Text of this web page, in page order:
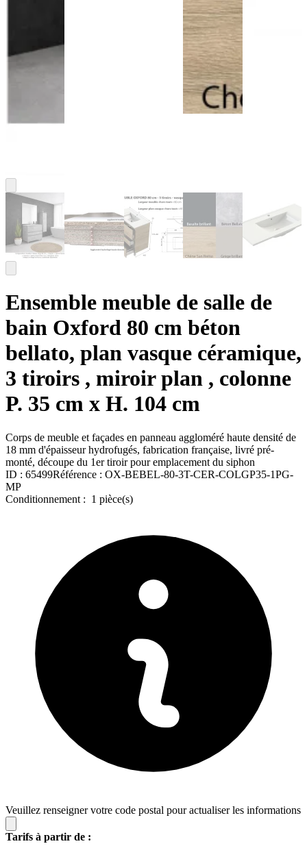
Ensemble meuble de salle de
bain Oxford 80 cm béton
bellato, plan vasque céramique,
3 tiroirs , miroir plan , colonne
P. 35 cm x H. 104 cm
Corps de meuble et façades en panneau aggloméré haute densité de
18 mm d'épaisseur hydrofugés, fabrication française, livré pré-
monté, découpe du 1er tiroir pour emplacement du siphon
ID : 65499Référence : OX-BEBEL-80-3T-CER-COLGP35-1PG-
MP
Conditionnement : 1 pièce(s)
Veuillez renseigner votre code postal pour actualiser les informations
Tarifs à partir de :